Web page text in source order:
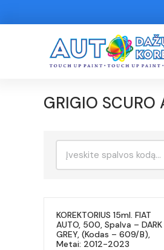
GRIGIO SCURO
KOREKTORIUS 15ml. FIAT
AUTO, 500, Spalva – DARK
GREY, (Kodas – 609/B),
Metai: 2012-2023